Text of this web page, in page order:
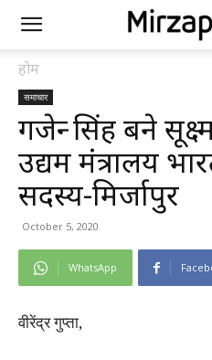
होम
समाचार
गजेन्द्र सिंह बने
उद्यम मंत्रालय
सदस्य-मिर्जापुर
October 5, 2020
WhatsApp
वीरेंद्र गुप्ता,